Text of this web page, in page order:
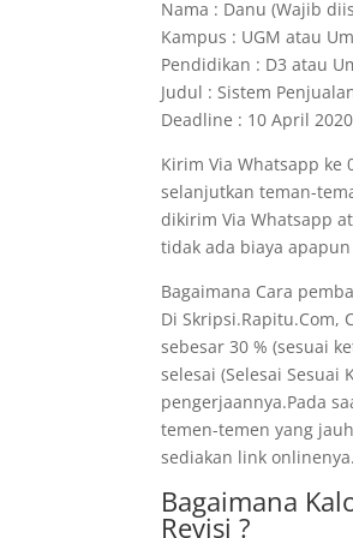
Nama : Danu (Wajib
Kampus : UGM atau
Pendidikan : D3 atau
Judul : Sistem
Deadline : 10 April
Kirim Via Whatsapp ke
selanjutkan teman-
dikirim Via Whatsapp
tidak ada biaya apapun
Bagaimana Cara
Di Skripsi.Rapitu.Com,
sebesar 30 % (sesuai
selesai (Selesai
pengerjaannya.Pada
temen-temen yang
sediakan link
Bagaimana
Revisi ?